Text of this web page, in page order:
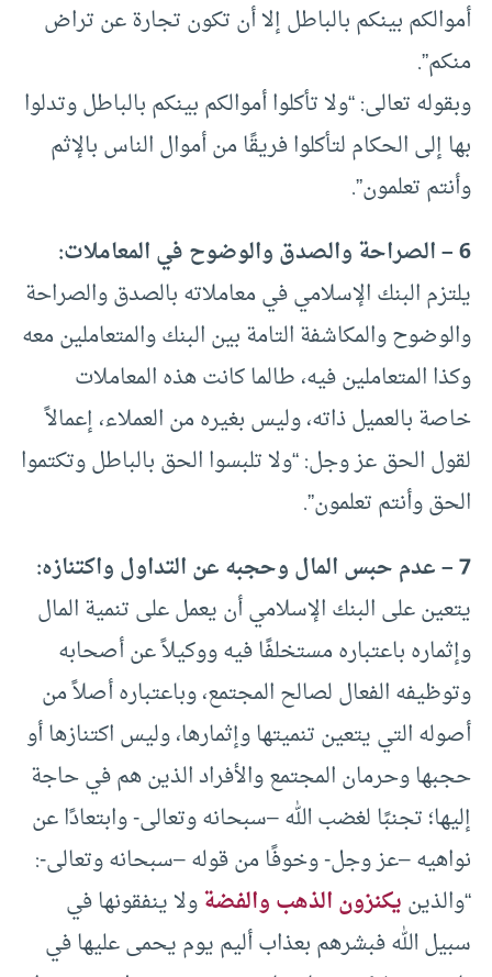
أموالكم بينكم بالباطل إلا أن تكون تجارة عن تراض
منكم”.
وبقوله تعالى: “ولا تأكلوا أموالكم بينكم بالباطل وتدلوا
بها إلى الحكام لتأكلوا فريقًا من أموال الناس بالإثم
وأنتم تعلمون”.
6 – الصراحة والصدق والوضوح في المعاملات:
يلتزم البنك الإسلامي في معاملاته بالصدق والصراحة
والوضوح والمكاشفة التامة بين البنك والمتعاملين معه
وكذا المتعاملين فيه، طالما كانت هذه المعاملات
خاصة بالعميل ذاته، وليس بغيره من العملاء، إعمالاً
لقول الحق عز وجل: “ولا تلبسوا الحق بالباطل وتكتموا
الحق وأنتم تعلمون”.
7 – عدم حبس المال وحجبه عن التداول واكتنازه:
يتعين على البنك الإسلامي أن يعمل على تنمية المال
وإثماره باعتباره مستخلفًا فيه ووكيلاً عن أصحابه
وتوظيفه الفعال لصالح المجتمع، وباعتباره أصلاً من
أصوله التي يتعين تنميتها وإثمارها، وليس اكتنازها أو
حجبها وحرمان المجتمع والأفراد الذين هم في حاجة
إليها؛ تجنبًا لغضب الله –سبحانه وتعالى- وابتعادًا عن
نواهيه –عز وجل- وخوفًا من قوله –سبحانه وتعالى-:
“والذينيكنزون الذهب والفضةولا ينفقونها في
سبيل الله فبشرهم بعذاب أليم يوم يحمى عليها في